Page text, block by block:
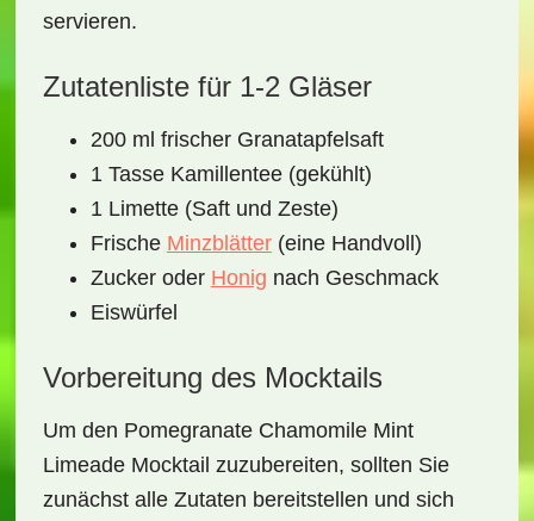
servieren.
Zutatenliste für 1-2 Gläser
200 ml frischer Granatapfelsaft
1 Tasse Kamillentee (gekühlt)
1 Limette (Saft und Zeste)
Frische Minzblätter(eine Handvoll)
Zucker oder Honig nach Geschmack
Eiswürfel
Vorbereitung des Mocktails
Um den Pomegranate Chamomile Mint
Limeade Mocktail zuzubereiten, sollten Sie
zunächst alle Zutaten bereitstellen und sich